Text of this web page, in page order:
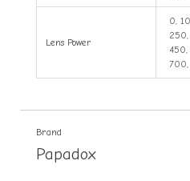
Lens Power
0,
Brand
Papadox